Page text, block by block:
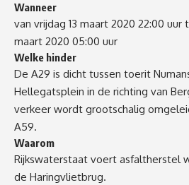
Wanneer
van vrijdag 13 maart 2020 22:00
maart 2020 05:00 uur
Welke hinder
De A29 is dicht tussen toerit
Hellegatsplein in de richting van
verkeer wordt grootschalig
A59.
Waarom
Rijkswaterstaat voert asfaltherstel
de Haringvlietbrug.